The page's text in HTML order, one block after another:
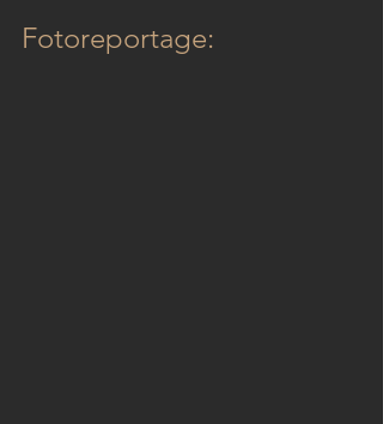
Fotoreportage: